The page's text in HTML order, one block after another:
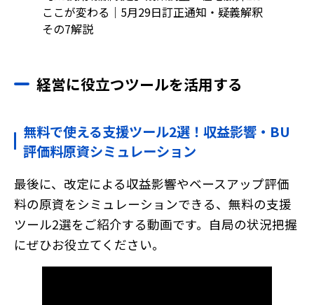
ここが変わる｜5月29日訂正通知・疑義解釈
その7解説
経営に役立つツールを活用する
無料で使える支援ツール2選！収益影響・BU
評価料原資シミュレーション
最後に、改定による収益影響やベースアップ評価
料の原資をシミュレーションできる、無料の支援
ツール2選をご紹介する動画です。自局の状況把握
にぜひお役立てください。